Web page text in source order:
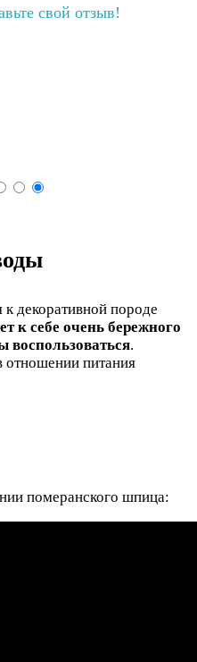
свой отзыв!
декоративной породе
к себе очень бережного
.
отношении питания
померанского шпица: